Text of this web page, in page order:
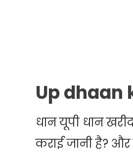
Up dhaan
धान यूपी धान
कराई जानी है?